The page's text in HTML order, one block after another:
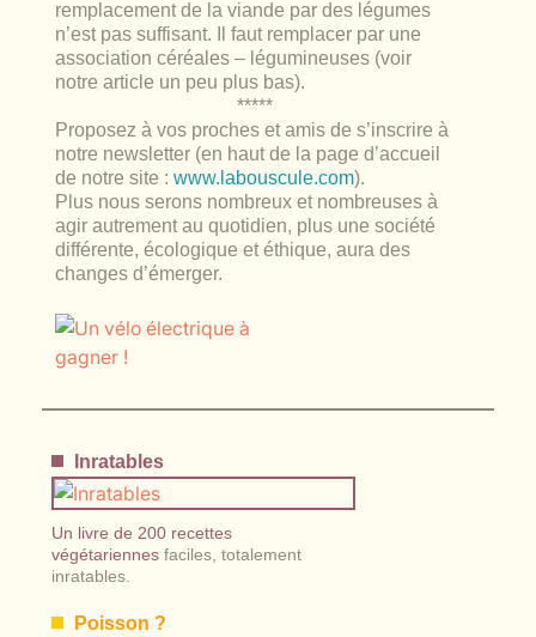
remplacement de la viande par des légumes
n’est pas suffisant. Il faut remplacer par une
association céréales – légumineuses (voir
notre article un peu plus bas).
*****
Proposez à vos proches et amis de s’inscrire à
notre newsletter (en haut de la page d’accueil
de notre site :www.labouscule.com).
Plus nous serons nombreux et nombreuses à
agir autrement au quotidien, plus une société
différente, écologique et éthique, aura des
changes d’émerger.
Inratables
Un livre de 200 recettes
végétariennes faciles, totalement
inratables.
Poisson ?